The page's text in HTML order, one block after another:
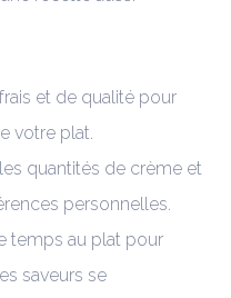
et de qualité pour
votre plat.
quantités de crème et
personnelles.
temps au plat pour
saveurs se